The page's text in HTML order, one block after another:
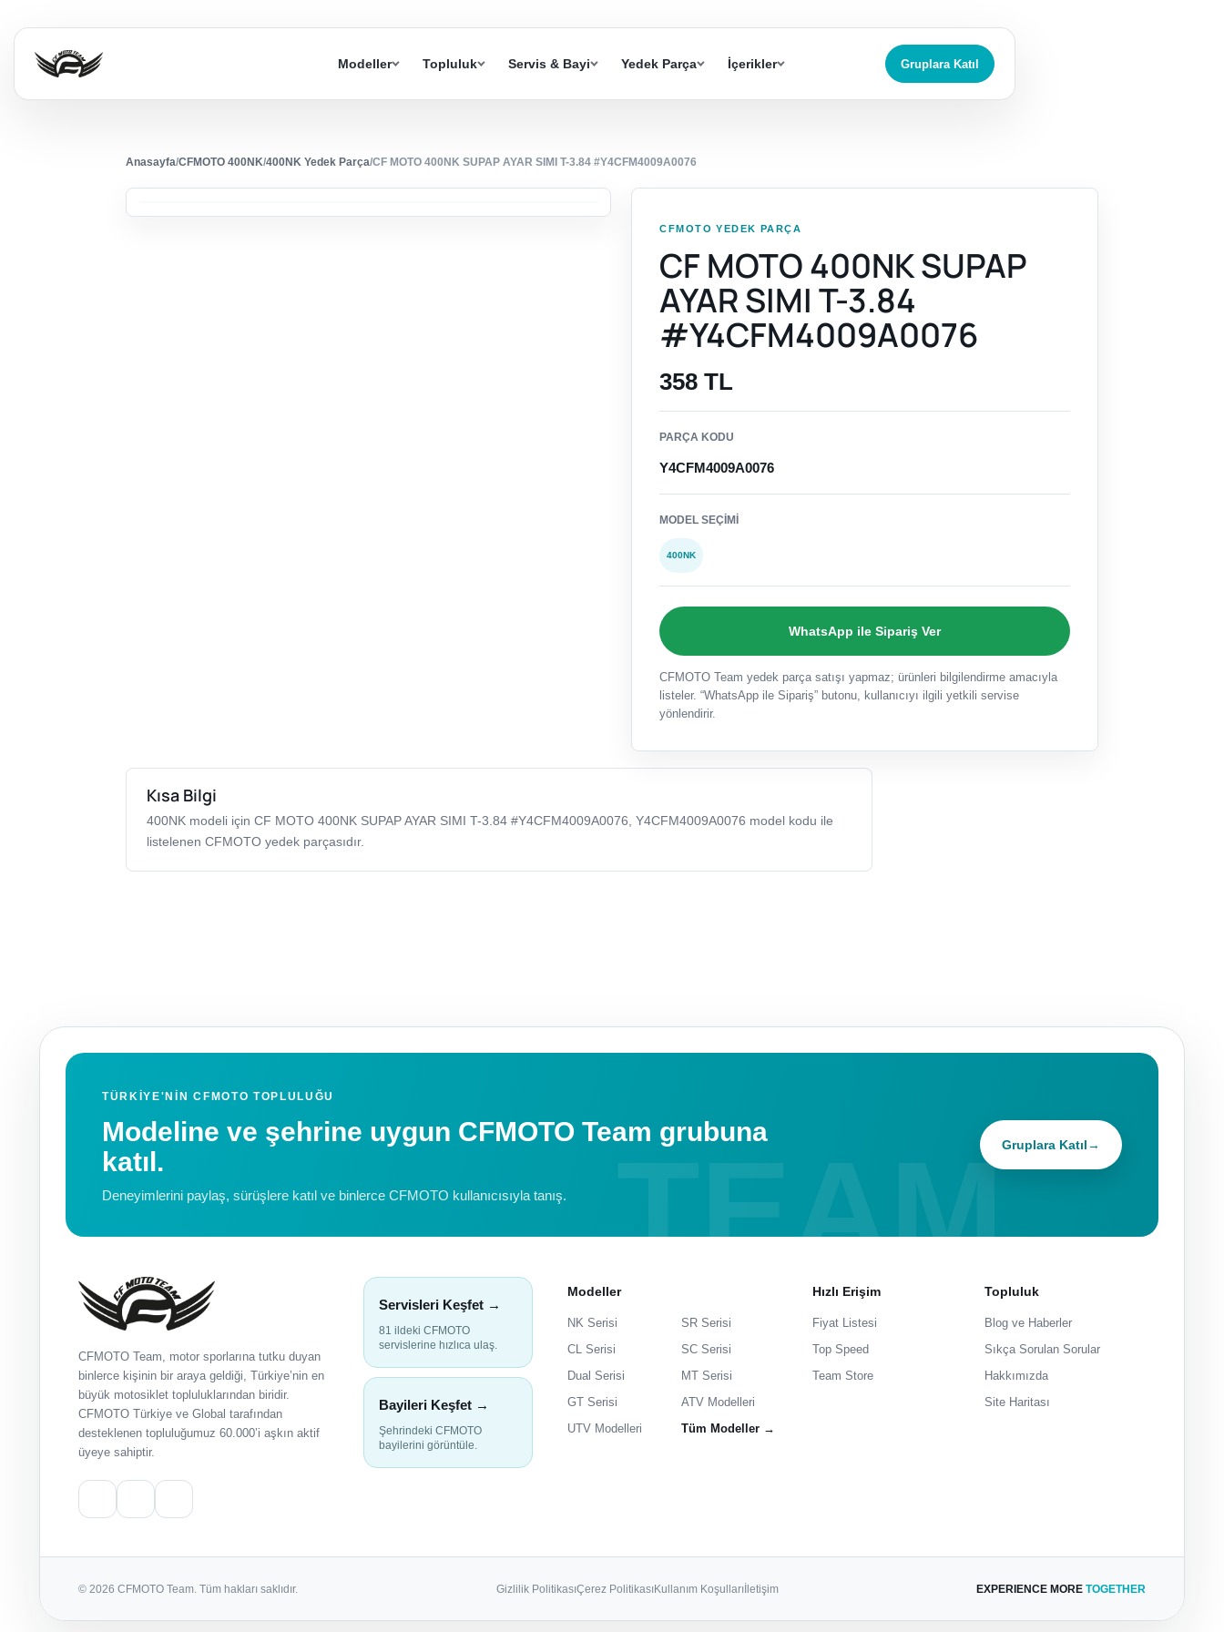
Modeller Topluluk Servis & Bayi Yedek Parça İçerikler Gruplara Katıl
Anasayfa/CFMOTO 400NK/400NK Yedek Parça/CF MOTO 400NK SUPAP AYAR SIMI T-3.84 #Y4CFM4009A0076
CFMOTO YEDEK PARÇA
CF MOTO 400NK SUPAP
AYAR SIMI T-3.84
#Y4CFM4009A0076
358 TL
PARÇA KODU
Y4CFM4009A0076
MODEL SEÇIMI
400NK
WhatsApp ile Sipariş Ver
CFMOTO Team yedek parça satışı yapmaz; ürünleri bilgilendirme amacıyla
listeler. “WhatsApp ile Sipariş” butonu, kullanıcıyı ilgili yetkili servise
yönlendirir.
Kısa Bilgi
400NK modeli için CF MOTO 400NK SUPAP AYAR SIMI T-3.84 #Y4CFM4009A0076, Y4CFM4009A0076 model kodu ile
listelenen CFMOTO yedek parçasıdır.
TÜRKIYE'NIN CFMOTO TOPLULUĞU
Modeline ve şehrine uygun CFMOTO Team grubuna
katıl.
Deneyimlerini paylaş, sürüşlere katıl ve binlerce CFMOTO kullanıcısıyla tanış.
Gruplara Katıl→
CFMOTO Team, motor sporlarına tutku duyan
binlerce kişinin bir araya geldiği, Türkiye’nin en
büyük motosiklet topluluklarından biridir.
CFMOTO Türkiye ve Global tarafından
desteklenen topluluğumuz 60.000’i aşkın aktif
üyeye sahiptir.
Servisleri Keşfet →
81 ildeki CFMOTO
servislerine hızlıca ulaş.
Bayileri Keşfet →
Şehrindeki CFMOTO
bayilerini görüntüle.
Modeller
NK Serisi
SR Serisi
CL Serisi
SC Serisi
Dual Serisi
MT Serisi
GT Serisi
ATV Modelleri
UTV Modelleri
Tüm Modeller →
Hızlı Erişim
Fiyat Listesi
Top Speed
Team Store
Topluluk
Blog ve Haberler
Sıkça Sorulan Sorular
Hakkımızda
Site Haritası
© 2026 CFMOTO Team. Tüm hakları saklıdır. Gizlilik PolitikasıÇerez PolitikasıKullanım Koşullarıİletişim EXPERIENCE MORE TOGETHER